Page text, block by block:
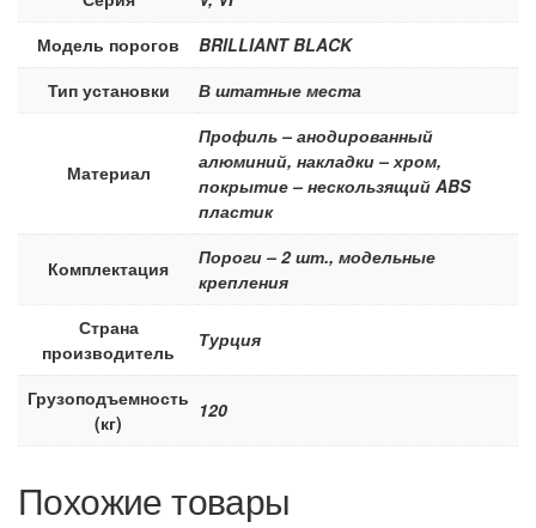
Модель порогов
BRILLIANT BLACK
Тип установки
В штатные места
Материал
Профиль – анодированный
алюминий, накладки – хром,
покрытие – нескользящий ABS
пластик
Комплектация
Пороги – 2 шт., модельные
крепления
Страна
производитель
Турция
Грузоподъемность
(кг)
120
Похожие товары